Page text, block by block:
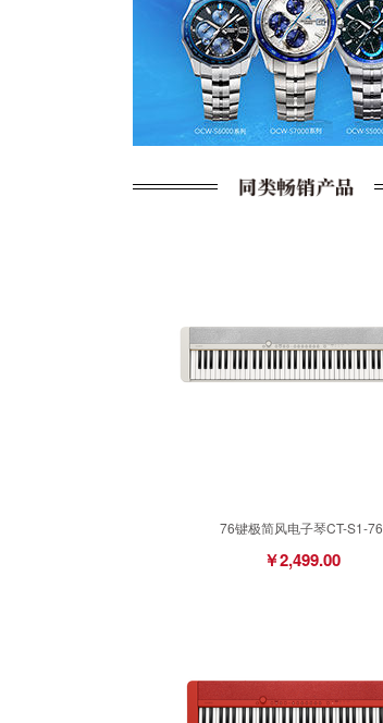
76键极简风电子琴CT-S1-76
￥2,499.00